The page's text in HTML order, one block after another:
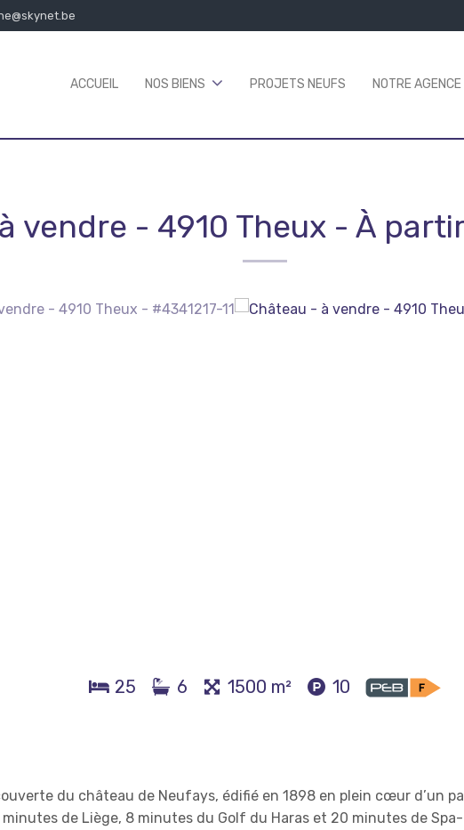
ACCUEIL NOS BIENS PROJETS NEUFS NOTRE AGENCE
vendre - 4910 Theux - À
25 6 1500 m² 10
du château de Neufays, édifié en 1898 en plein cœur d’un
de Liège, 8 minutes du Golf du Haras et 20 minutes de Spa-